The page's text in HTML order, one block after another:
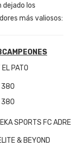
dejado los
más valiosos:
PATO
380
380
SPORTS FC
& BEYOND